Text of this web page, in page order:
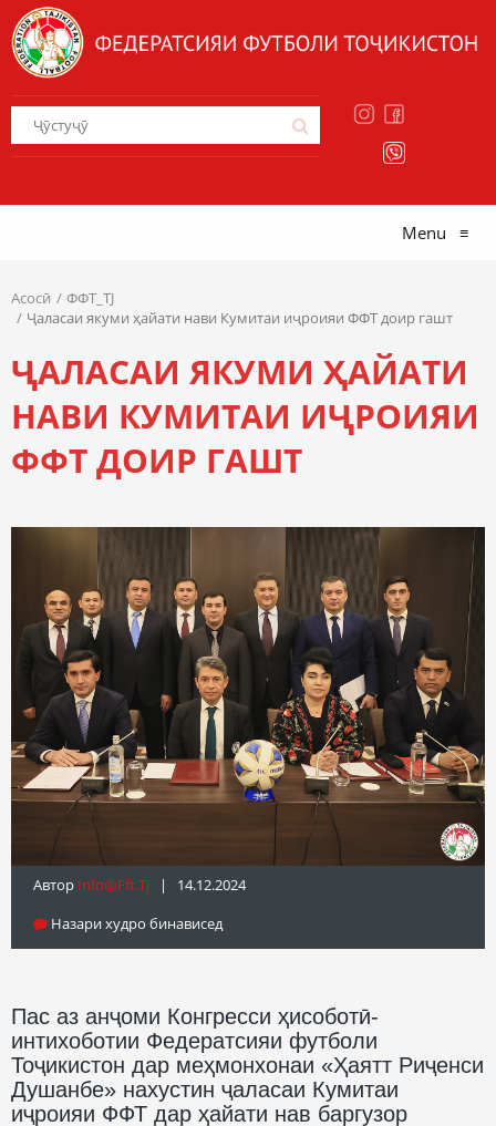
Menu ≡
Асосӣ
ФФТ_TJ
Ҷаласаи якуми ҳайати нави Кумитаи иҷроияи ФФТ доир гашт
ҶАЛАСАИ ЯКУМИ ҲАЙАТИ
НАВИ КУМИТАИ ИҶРОИЯИ
ФФТ ДОИР ГАШТ
Автор Info@fft.tj | 14.12.2024
Назари худро бинависед
Пас аз анҷоми Конгресси ҳисоботӣ-
интихоботии Федератсияи футболи
Тоҷикистон дар меҳмонхонаи «Ҳаятт Риҷенси
Душанбе» нахустин ҷаласаи Кумитаи
иҷроияи ФФТ дар ҳайати нав баргузор